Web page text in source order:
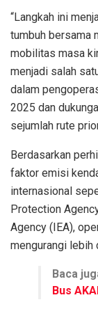
“Langkah ini
tumbuh bersama
mobilitas masa
menjadi salah
dalam
2025 dan
sejumlah rute
Berdasarkan
faktor emisi
internasional
Protection
Agency (IEA),
mengurangi lebih
Baca
Bus